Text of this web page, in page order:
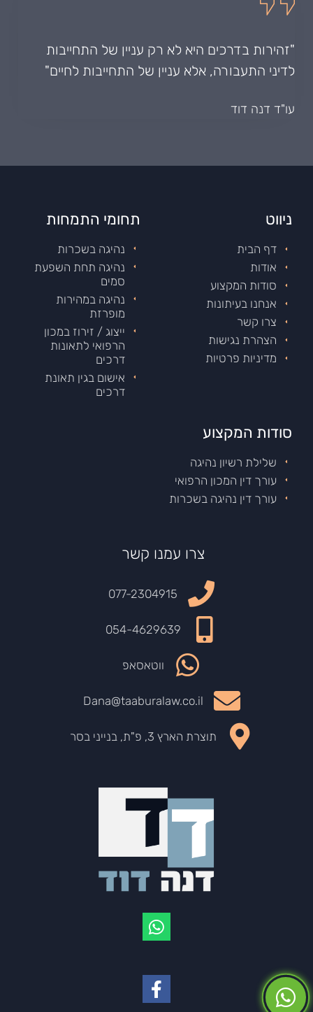
"זהירות בדרכים היא לא רק עניין של התחייבות
לדיני התעבורה, אלא עניין של התחייבות לחיים"
עו"ד דנה דוד
ניווט
דף הבית
אודות
סודות המקצוע
אנחנו בעיתונות
צרו קשר
הצהרת נגישות
מדיניות פרטיות
תחומי התמחות
נהיגה בשכרות
נהיגה תחת השפעת
סמים
נהיגה במהירות
מופרזת
ייצוג / זירוז במכון
הרפואי לתאונות
דרכים
אישום בגין תאונת
דרכים
סודות המקצוע
שלילת רשיון נהיגה
עורך דין המכון הרפואי
עורך דין נהיגה בשכרות
צרו עמנו קשר
077-2304915
054-4629639
ווטאסאפ
Dana@taaburalaw.co.il
תוצרת הארץ 3, פ"ת, בנייני בסר